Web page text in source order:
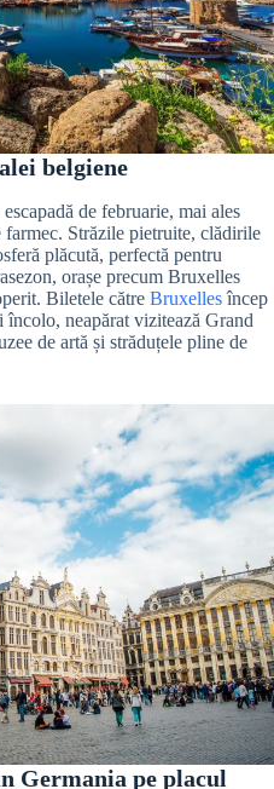
belgiene
de februarie, mai ales
Străzile pietruite, clădirile
plăcută, perfectă pentru
orașe precum Bruxelles
Biletele către Bruxellesîncep
încolo, neapărat vizitează Grand
de artă și străduțele pline de
Germania pe placul